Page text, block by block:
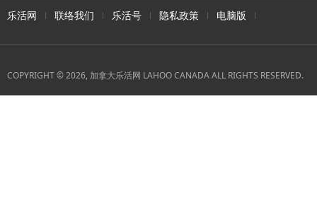
乐活网 联络我们 乐活号 隐私政策 电脑版
COPYRIGHT © 2026, 加拿大乐活网 LAHOO CANADA ALL RIGHTS RESERVED.